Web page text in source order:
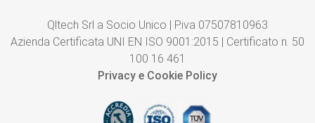
Qltech Srl a Socio Unico | P.iva 07507810963
Azienda Certificata UNI EN ISO 9001:2015 | Certificato n. 50
100 16 461
Privacy e Cookie Policy